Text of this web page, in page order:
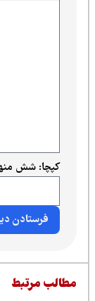
کپچا: شش منهای
مرتبط